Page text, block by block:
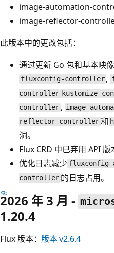
image-automation-
image-reflector-
此版本中的更改包括：
通过更新 Go 包和基本映
fluxconfig-controller ,
controller kustomize-
controller , image-
reflector-controller和
洞。
Flux CRD 中已弃用 API
优化日志减少 fluxconfig-
controller 的日志占用。
2026 年 3 月 -
1.20.4
Flux 版本： 版本 v2.6.4